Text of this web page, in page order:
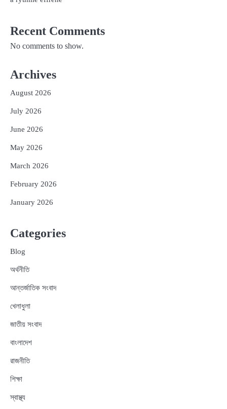
Recent Comments
No comments to show.
Archives
August 2026
July 2026
June 2026
May 2026
March 2026
February 2026
January 2026
Categories
Blog
অর্থনীতি
আন্তর্জাতিক সংবাদ
খেলাধুলা
জাতীয় সংবাদ
বাংলাদেশ
রাজনীতি
শিক্ষা
স্বাস্থ্য